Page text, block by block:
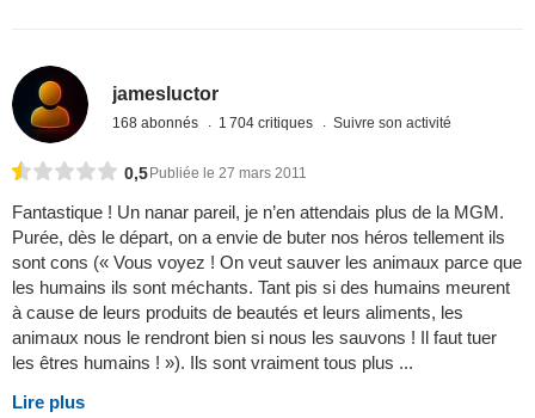
jamesluctor
168 abonnés 1 704 critiques Suivre son activité
0,5Publiée le 27 mars 2011
Fantastique ! Un nanar pareil, je n’en attendais plus de la MGM.
Purée, dès le départ, on a envie de buter nos héros tellement ils
sont cons (« Vous voyez ! On veut sauver les animaux parce que
les humains ils sont méchants. Tant pis si des humains meurent
à cause de leurs produits de beautés et leurs aliments, les
animaux nous le rendront bien si nous les sauvons ! Il faut tuer
les êtres humains ! »). Ils sont vraiment tous plus ...
Lire plus